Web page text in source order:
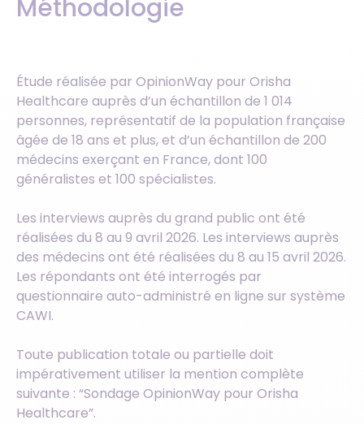
Méthodologie
Étude réalisée par OpinionWay pour Orisha
Healthcare auprès d’un échantillon de 1 014
personnes, représentatif de la population française
âgée de 18 ans et plus, et d’un échantillon de 200
médecins exerçant en France, dont 100
généralistes et 100 spécialistes.
Les interviews auprès du grand public ont été
réalisées du 8 au 9 avril 2026. Les interviews auprès
des médecins ont été réalisées du 8 au 15 avril 2026.
Les répondants ont été interrogés par
questionnaire auto-administré en ligne sur système
CAWI.
Toute publication totale ou partielle doit
impérativement utiliser la mention complète
suivante : “Sondage OpinionWay pour Orisha
Healthcare”.